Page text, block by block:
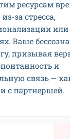
ресурсам
за стресса,
или
Ваше
призывая
и
связь —
с партнершей.